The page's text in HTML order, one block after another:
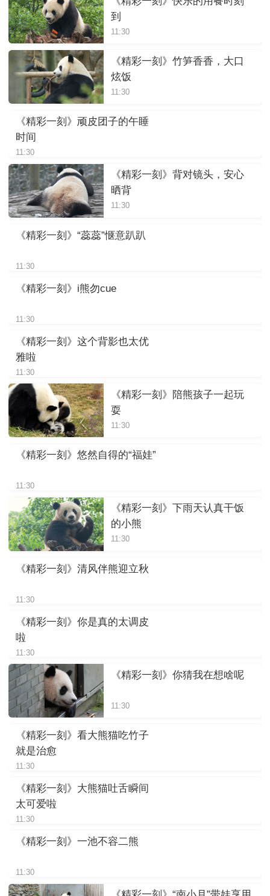
到
11:30
《精彩一刻》竹笋香香，大口
炫饭
11:30
《精彩一刻》顽皮团子的午睡
时间
11:30
《精彩一刻》背对镜头，安心
晒背
11:30
《精彩一刻》“蕊蕊”惬意趴趴
11:30
《精彩一刻》i熊勿cue
11:30
《精彩一刻》这个背影也太优
雅啦
11:30
《精彩一刻》陪熊孩子一起玩
耍
11:30
《精彩一刻》悠然自得的“福娃”
11:30
《精彩一刻》下雨天认真干饭
的小熊
11:30
《精彩一刻》清风伴熊迎立秋
11:30
《精彩一刻》你是真的太调皮
啦
11:30
《精彩一刻》你猜我在想啥呢
11:30
《精彩一刻》看大熊猫吃竹子
就是治愈
11:30
《精彩一刻》大熊猫吐舌瞬间
太可爱啦
11:30
《精彩一刻》一池不容二熊
11:30